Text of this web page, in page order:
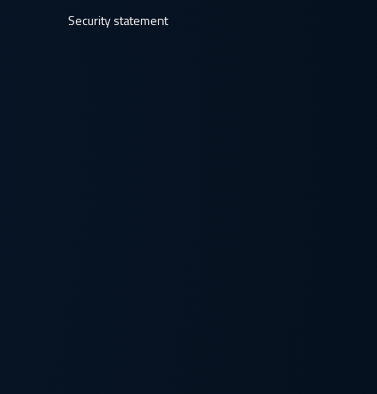
Security statement